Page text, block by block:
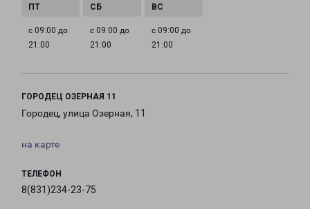
с 09:00 до
21:00
с 09:00 до
21:00
с 09:00 до
21:00
ГОРОДЕЦ ОЗЕРНАЯ 11
Городец, улица Озерная, 11
на карте
ТЕЛЕФОН
8(831)234-23-75